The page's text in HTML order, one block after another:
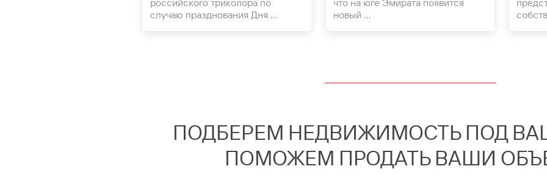
российского триколора по
случаю празднования Дня ...
что на юге Эмирата появится
новый ...
ПОДБЕРЕМ НЕДВИЖИМОСТЬ ПОД
ПОМОЖЕМ ПРОДАТЬ ВАШИ